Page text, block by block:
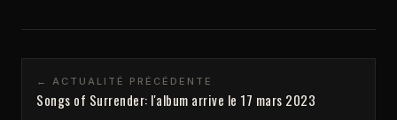
← ACTUALITÉ PRÉCÉDENTE
Songs of Surrender: l'album arrive le 17 mars 2023